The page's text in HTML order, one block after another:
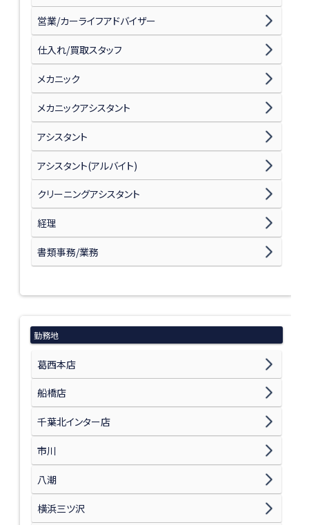
営業/カーライフアドバイザー
仕入れ/買取スタッフ
メカニック
メカニックアシスタント
アシスタント
アシスタント(アルバイト)
クリーニングアシスタント
経理
書類事務/業務
勤務地
葛西本店
船橋店
千葉北インター店
市川
八潮
横浜三ツ沢